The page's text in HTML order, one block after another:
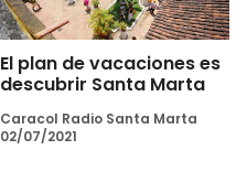
El plan de vacaciones es
descubrir Santa Marta
Caracol Radio Santa Marta
02/07/2021